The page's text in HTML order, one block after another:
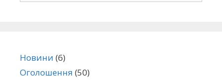
Новини (6)
Оголошення (50)